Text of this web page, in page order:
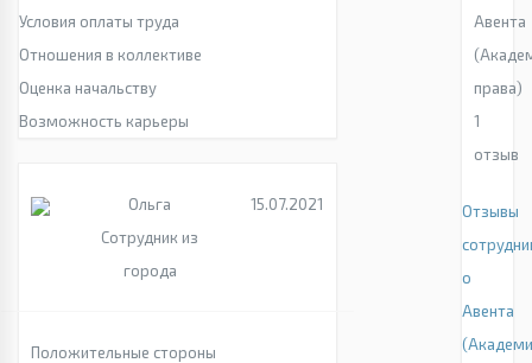
Условия оплаты труда
Отношения в коллективе
Оценка начальству
Возможность карьеры
Ольга
Сотрудник из
города
15.07.2021
Положительные стороны
Авента
права)
1
отзыв
Отзывы
о
Авента